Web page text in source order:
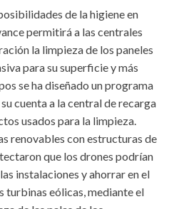
de la higiene en
permitirá a las centrales
la limpieza de los paneles
para su superficie y más
se ha diseñado un programa
cuenta a la central de recarga
usados para la limpieza.
renovables con estructuras de
que los drones podrían
instalaciones y ahorrar en el
turbinas eólicas, mediante el